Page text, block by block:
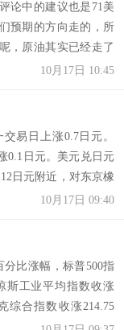
论中的建议也是71美
预期的方向走的，所
，原油其实已经走了
两美金的区间，震荡
10月17日 10:45
易日上涨0.7日元。
0.1日元。美元兑日元
日元附近，对东京橡
维持在12200元附近横
10月17日 09:40
比涨幅，标普500指
斯工业平均指数收涨
综合指数收涨214.75
，为油价提供...